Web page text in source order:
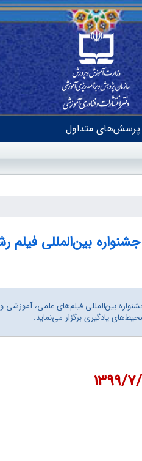
پرسش‌های متداول
بین‌المللی
بین‌المللی فیلم‌های علمی، آموزشی و
یادگیری برگزار می‌نماید.
۷/30